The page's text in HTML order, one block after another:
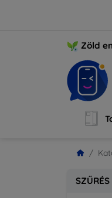
Zöld
SZŰRÉS